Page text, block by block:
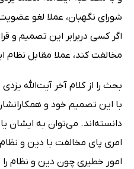
شورای نگهبان، عملا لغو
اگر کسی دربرابر این تصمیم و
مخالفت کند، عملا مقابل نظام
بحث را از کلام آخر آیت‌الله
با این تصمیم خود و
دانسته‌اند. می‌توان به ایشان
امری پای مخالفت با دین و
امور خطیری چون دین و نظام را